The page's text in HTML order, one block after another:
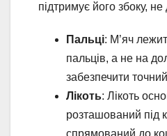
підтримує його збоку,
Пальці: М’яч
пальців, а не на
забезпечити
Лікоть: Лікоть
розташований під